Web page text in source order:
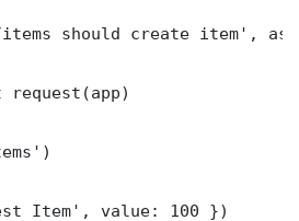
should create item',
Item', value: 100 })